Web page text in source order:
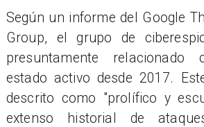
Según un informe del Google
Group, el grupo de
presuntamente
estado activo desde 2017.
descrito como "prolífico y
extenso historial de